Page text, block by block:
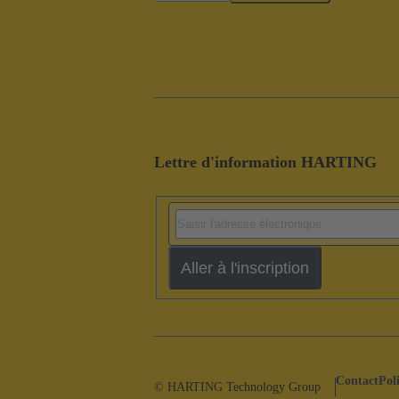
Lettre d'information HARTING
Aller à l'inscription
© HARTING Technology Group Contact